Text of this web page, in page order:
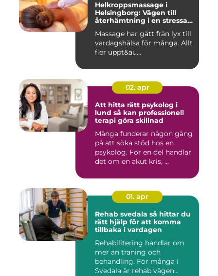
Helkroppsmassage i
Helsingborg: Vägen till
återhämtning i en stressad
Massage har gått från lyx till
vardagshälsa för många. Allt
fler uppt&au...
02. apr
Att hitta rätt psykolog i
lund så kan professionell
terapi göra skillnad
Många funderar någon gång
på att söka stöd hos en
psykolog. För en del handlar
det om en akut kris, ...
01. apr
Rehab svedala så hittar du
rätt hjälp för att komma
tillbaka i vardagen
Rehabilitering handlar om
mer än träning och
behandling. För många i
Svedala är rehab vägen